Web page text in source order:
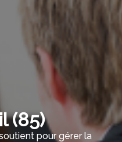
(85)
pour gérer la